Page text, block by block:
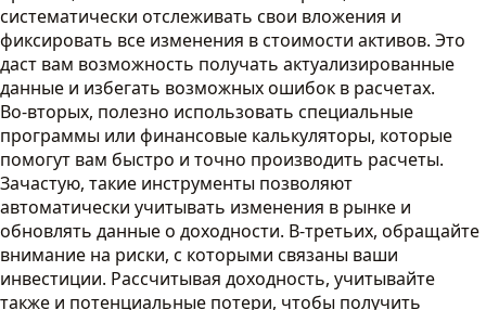
систематически отслеживать свои вложения и
фиксировать все изменения в стоимости активов. Это
даст вам возможность получать актуализированные
данные и избегать возможных ошибок в расчетах.
Во-вторых, полезно использовать специальные
программы или финансовые калькуляторы, которые
помогут вам быстро и точно производить расчеты.
Зачастую, такие инструменты позволяют
автоматически учитывать изменения в рынке и
обновлять данные о доходности. В-третьих, обращайте
внимание на риски, с которыми связаны ваши
инвестиции. Рассчитывая доходность, учитывайте
также и потенциальные потери, чтобы получить